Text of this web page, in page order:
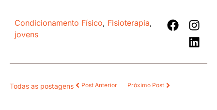
Condicionamento Físico, Fisioterapia,
jovens
Todas as postagens Post Anterior Próximo Post